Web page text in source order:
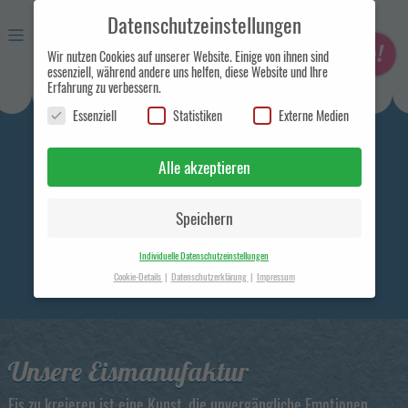
Handelsunternehmen in Berlin
Unsere Eismanufaktur
Datenschutzeinstellungen
Wir nutzen Cookies auf unserer Website. Einige von ihnen sind
essenziell, während andere uns helfen, diese Website und Ihre
Erfahrung zu verbessern.
Essenziell
Statistiken Externe Medien
Alle akzeptieren
Speichern
Individuelle Datenschutzeinstellungen
Cookie-Details
Datenschutzerklärung Impressum
Datenschutzeinstellungen
weitere Informationen anzeigen lassen und so nur bestimmte
Cookies auswählen.